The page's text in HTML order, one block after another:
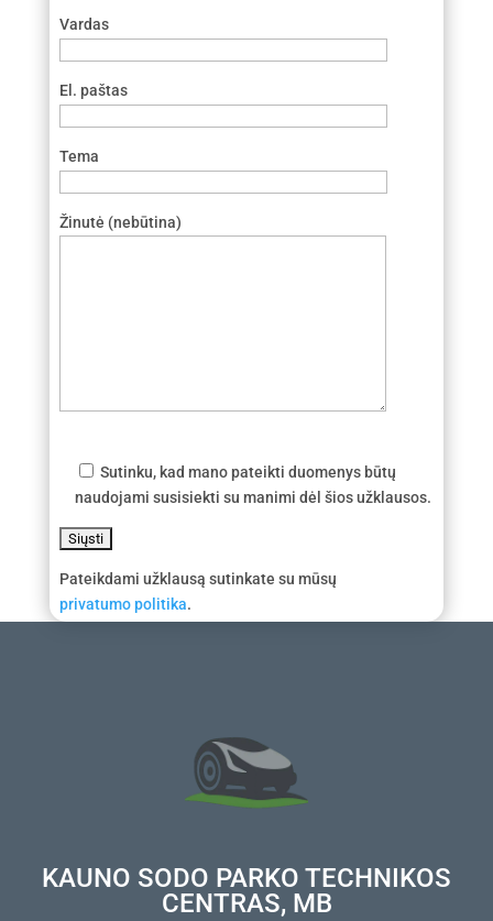
Vardas
El. paštas
Tema
Žinutė (nebūtina)
Sutinku, kad mano pateikti duomenys būtų
naudojami susisiekti su manimi dėl šios užklausos.
Pateikdami užklausą sutinkate su mūsų
privatumo politika.
KAUNO SODO PARKO TECHNIKOS
CENTRAS, MB